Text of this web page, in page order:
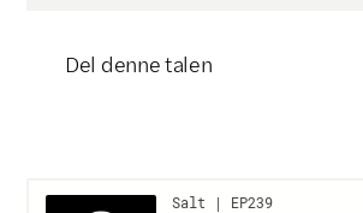
Del denne talen